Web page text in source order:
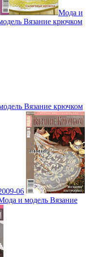
Мода и
Вязание крючком
Вязание крючком
06
и модель Вязание